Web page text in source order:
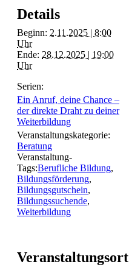
Details
Beginn: 2.11.2025 | 8:00
Uhr
Ende: 28.12.2025 | 19:00
Uhr
Serien:
Ein Anruf, deine Chance –
der direkte Draht zu deiner
Weiterbildung
Veranstaltungskategorie:
Beratung
Veranstaltung-
Tags:Berufliche Bildung,
Bildungsförderung,
Bildungsgutschein,
Bildungssuchende,
Weiterbildung
Veranstaltungsort